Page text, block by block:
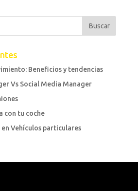
Beneficios y tendencias
Vs Social Media Manager
con tu coche
Vehículos particulares